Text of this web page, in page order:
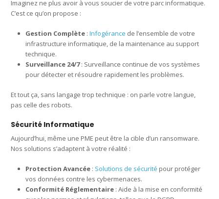
Imaginez ne plus avoir à vous soucier de votre parc informatique.
C’est ce qu’on propose :
Gestion Complète : Infogérance de l’ensemble de votre
infrastructure informatique, de la maintenance au support
technique.
Surveillance 24/7: Surveillance continue de vos systèmes
pour détecter et résoudre rapidement les problèmes.
Et tout ça, sans langage trop technique : on parle votre langue,
pas celle des robots.
Sécurité Informatique
Aujourd’hui, même une PME peut être la cible d’un ransomware.
Nos solutions s’adaptent à votre réalité :
Protection Avancée : Solutions de sécurité pour protéger
vos données contre les cybermenaces.
Conformité Réglementaire : Aide à la mise en conformité